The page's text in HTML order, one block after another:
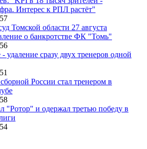
Интерес к РПЛ растёт"
Томской области 27 августа
о банкротстве ФК "Томь"
удаление сразу двух тренеров одной
России стал тренером в
"Ротор" и одержал третью победу в